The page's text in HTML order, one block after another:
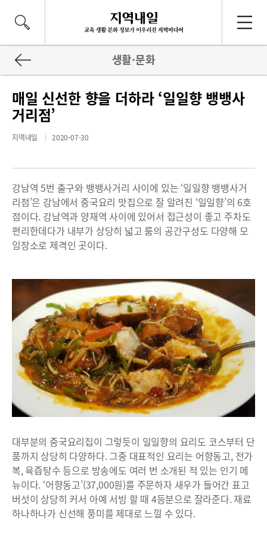
생활·문화
매일 신선한 향을 더하라 ‘일일향 뱅뱅사
거리점’
지역내일 2020-07-30
강남역 5번 출구와 뱅뱅사거리 사이에 있는 ‘일일향 뱅뱅사거
리점’은 강남에서 중국요리 맛집으로 잘 알려진 ‘일일향’의 6호
점이다. 강남역과 양재역 사이에 있어서 접근성이 좋고 주차도
편리한데다가 내부가 상당히 넓고 룸의 공간구성도 다양해 모
임장소로 제격인 곳이다.
대부분의 중국요리집이 그렇듯이 일일향의 요리도 코스부터 단
품까지 상당히 다양하다. 그중 대표적인 요리는 어향동고, 전가
복, 육즙탕수 등으로 방송에도 여러 번 소개된 적 있는 인기 메
뉴이다. ‘어향동고’(37,000원)를 주문하자 새우가 들어간 표고
버섯이 상당히 커서 아예 서빙 할 때 4등분으로 잘라준다. 재료
하나하나가 신선해 풍미를 제대로 느낄 수 있다.